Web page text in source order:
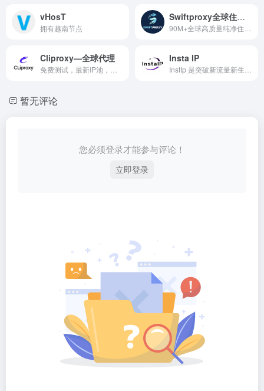
vHosT
拥有越南节点
Swiftproxy全球住宅IP
Cliproxy—全球代理 Insta IP
暂无评论
您必须登录才能参与评论！
立即登录